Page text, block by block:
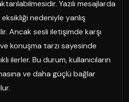
Yazılı mesajlarda
nedeniyle yanlış
Ancak sesli iletişimde karşı
konuşma tarzı sayesinde
ilerler. Bu durum, kullanıcıların
ve daha güçlü bağlar